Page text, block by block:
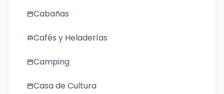
storefrontCabañas
storeCafés y Heladerías
storefrontCamping
storefrontCasa de Cultura